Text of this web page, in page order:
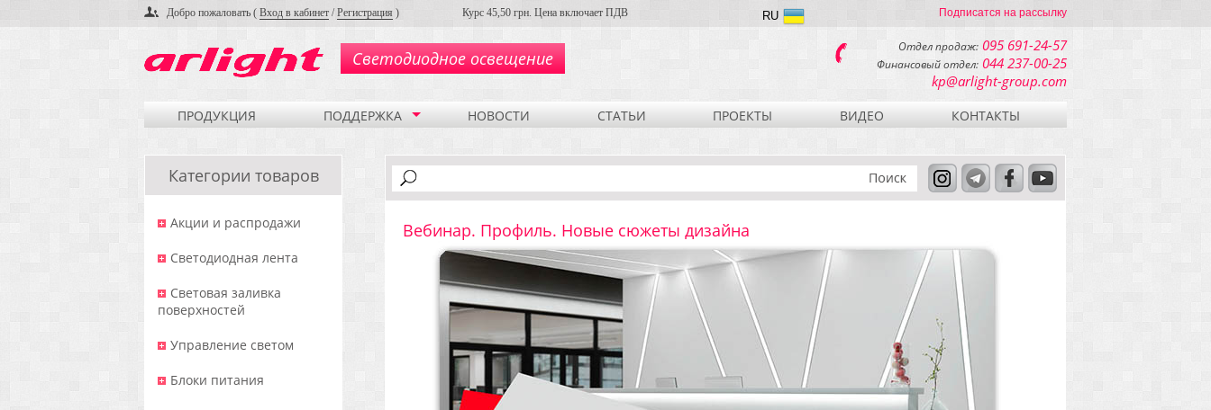
Добро пожаловать ( Вход в кабинет /Регистрация ) Курс 45,50 грн. Цена включает ПДВ Подписатся на рассылку
RU
Светодиодное освещение
Отдел продаж: 095 691-24-57
Финансовый отдел: 044 237-00-25
kp@arlight-group.com
ПРОДУКЦИЯ ПОДДЕРЖКА НОВОСТИ СТАТЬИ ПРОЕКТЫ ВИДЕО КОНТАКТЫ
Категории товаров
Акции и распродажи
Светодиодная лента
Световая заливка
поверхностей
Управление светом
Блоки питания
Вебинар. Профиль. Новые сюжеты дизайна